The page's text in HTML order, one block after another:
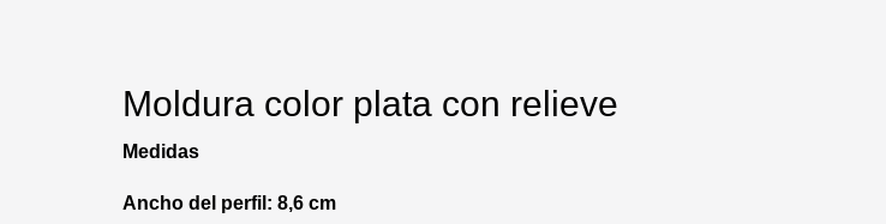
Moldura color plata con relieve
Medidas
Ancho del perfil: 8,6 cm